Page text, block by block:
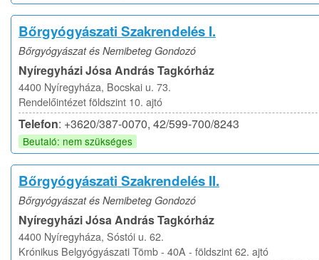
Bőrgyógyászati Szakrendelés I.
Bőrgyógyászat és Nemibeteg Gondozó
Nyíregyházi Jósa András Tagkórház
4400 Nyíregyháza, Bocskai u. 73.
Rendelőintézet földszint 10. ajtó
Telefon: +3620/387-0070, 42/599-700/8243
Beutaló: nem szükséges
Bőrgyógyászati Szakrendelés II.
Bőrgyógyászat és Nemibeteg Gondozó
Nyíregyházi Jósa András Tagkórház
4400 Nyíregyháza, Sóstói u. 62.
Krónikus Belgyógyászati Tömb - 40A - földszint 62. ajtó